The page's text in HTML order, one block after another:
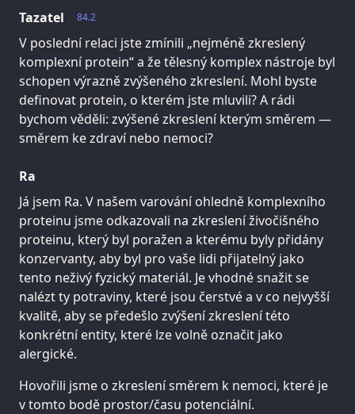
84.2
Tazatel
V poslední relaci jste zmínili „nejméně zkreslený
komplexní protein“ a že tělesný komplex nástroje byl
schopen výrazně zvýšeného zkreslení. Mohl byste
definovat protein, o kterém jste mluvili? A rádi
bychom věděli: zvýšené zkreslení kterým směrem —
směrem ke zdraví nebo nemoci?
Ra
Já jsem Ra. V našem varování ohledně komplexního
proteinu jsme odkazovali na zkreslení živočišného
proteinu, který byl poražen a kterému byly přidány
konzervanty, aby byl pro vaše lidi přijatelný jako
tento neživý fyzický materiál. Je vhodné snažit se
nalézt ty potraviny, které jsou čerstvé a v co nejvyšší
kvalitě, aby se předešlo zvýšení zkreslení této
konkrétní entity, které lze volně označit jako
alergické.
Hovořili jsme o zkreslení směrem k nemoci, které je
v tomto bodě prostor/času potenciální.